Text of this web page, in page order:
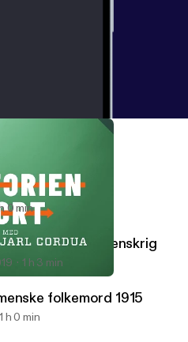
Cordua
0 min
under 1. verdenskrig
1 h 3 min
folkemord 1915
1 h 0 min